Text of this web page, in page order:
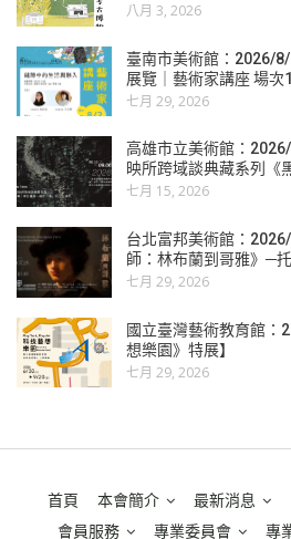
八月 3, 2026
臺南市美術館：2026/
展覽｜藝術家講座 場次
七月 29, 2026
高雄市立美術館：
映所跨域談典藏系列《
七月 15, 2026
台北富邦美術館：
師：林布蘭到哥雅》─
七月 29, 2026
國立臺灣藝術教育館
想樂園》特展】
七月 29, 2026
首頁 本會簡介 最新消息
會員服務
專業委員會 專